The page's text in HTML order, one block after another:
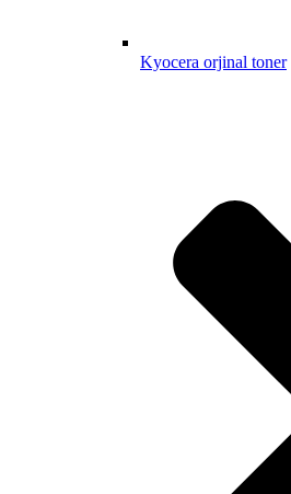
Kyocera orjinal toner